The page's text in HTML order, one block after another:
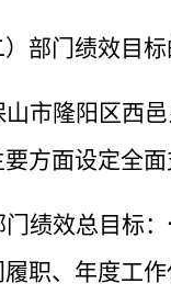
）部门绩效目
山市隆阳区西邑
方面设定全面
门绩效总目标：
履职、年度工